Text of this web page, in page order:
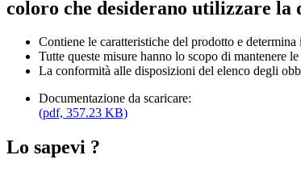
coloro che desiderano utilizzare la
Contiene le caratteristiche del prodotto e
Tutte queste misure hanno lo scopo di mantenere
La conformità alle disposizioni del elenco degli
Documentazione da scaricare:
(pdf, 357.23 KB)
Lo sapevi ?